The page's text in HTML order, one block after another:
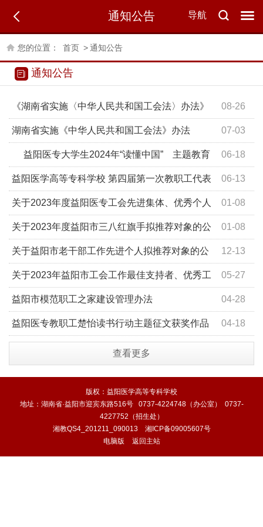
导航
通知公告
您的位置： 首页 >通知公告
通知公告
08-26
《湖南省实施〈中华人民共和国工会法〉办法》
学习问答 07-03
湖南省实施《中华人民共和国工会法》办法
06-18
益阳医专大学生2024年“读懂中国” 主题教育
活动征文和微视频作品评选结果的公示 06-13
益阳医学高等专科学校 第四届第一次教职工代表
大会 暨工会第四届第一次会员代表大会 决 议 01-08
关于2023年度益阳医专工会先进集体、优秀个人
评审结果的公示 01-08
关于2023年度益阳市三八红旗手拟推荐对象的公
示 12-13
关于益阳市老干部工作先进个人拟推荐对象的公
示 05-27
关于2023年益阳市工会工作最佳支持者、优秀工
会工作者、优秀工会积极分子 拟推荐对象的公示 04-28
益阳市模范职工之家建设管理办法
04-18
益阳医专教职工楚怡读书行动主题征文获奖作品
查看更多
版权：益阳医学高等专科学校
地址：湖南省·益阳市迎宾东路516号 0737-4224748（办公室） 0737-
4227752（招生处）
湘教QS4_201211_090013 湘ICP备09005607号
电脑版
返回主站